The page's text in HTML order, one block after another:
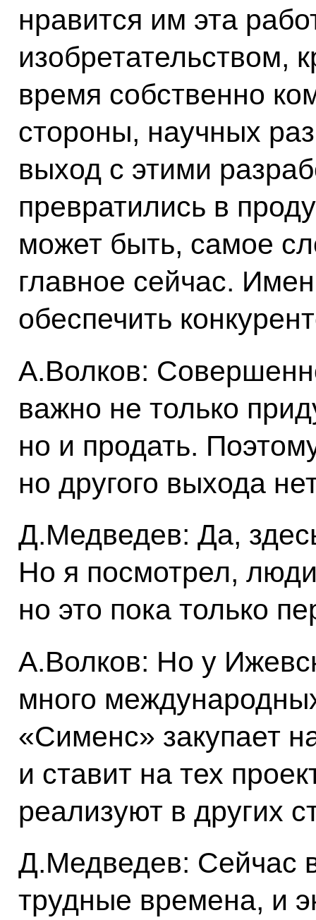
нравится им эта
изобретательством,
время собственно
стороны, научных
выход с этими
превратились в
может быть, самое
главное сейчас.
обеспечить
А.Волков:
важно не только
но и продать.
но другого выхода
Д.Медведев: Да,
Но я посмотрел,
но это пока только
А.Волков: Но у
много
«Сименс» закупает
и ставит на тех
реализуют в других
Д.Медведев: Сейчас
трудные времена, и